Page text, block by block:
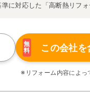
に対応した「高断熱リフ
体制により高い施工品質を
ではの充実の保証、アフ
を私たちにお任せください
がない限り着工後の追加費
無
料
この会社を
※リフォーム内容によっ